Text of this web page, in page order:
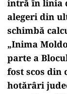
intră în linia
alegeri din
schimbă
„Inima
parte a
fost scos din
hotărâri